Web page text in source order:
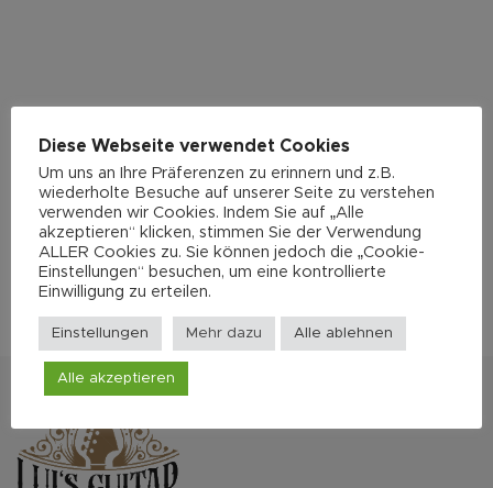
Diese Webseite verwendet Cookies
Um uns an Ihre Präferenzen zu erinnern und z.B.
wiederholte Besuche auf unserer Seite zu verstehen
verwenden wir Cookies. Indem Sie auf „Alle
akzeptieren“ klicken, stimmen Sie der Verwendung
ALLER Cookies zu. Sie können jedoch die „Cookie-
Einstellungen“ besuchen, um eine kontrollierte
Einwilligung zu erteilen.
Einstellungen Mehr dazu Alle ablehnen
Alle akzeptieren